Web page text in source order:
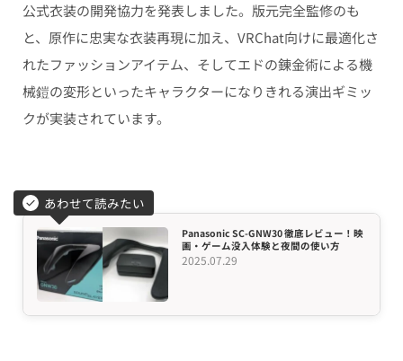
公式衣装の開発協力を発表しました。版元完全監修のも
と、原作に忠実な衣装再現に加え、VRChat向けに最適化さ
れたファッションアイテム、そしてエドの錬金術による機
械鎧の変形といったキャラクターになりきれる演出ギミッ
クが実装されています。
あわせて読みたい
Panasonic SC-GNW30 徹底レビュー！映
画・ゲーム没入体験と夜間の使い方
2025.07.29